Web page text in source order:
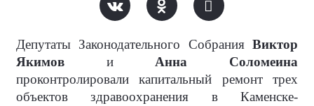
Депутаты Законодательного Собрания Виктор
Якимов и Анна Соломеина
проконтролировали капитальный ремонт трех
объектов здравоохранения в Каменске-